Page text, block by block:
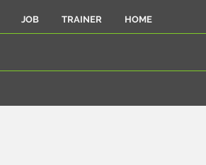
JOB TRAINER HOME